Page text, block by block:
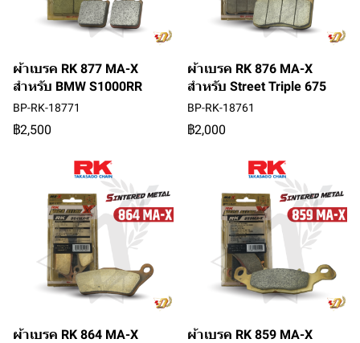
ผ้าเบรค RK 877 MA-X
สำหรับ BMW S1000RR
BP-RK-18771
฿2,500
ผ้าเบรค RK 876 MA-X
สำหรับ Street Triple 675
BP-RK-18761
฿2,000
ผ้าเบรค RK 864 MA-X
ผ้าเบรค RK 859 MA-X